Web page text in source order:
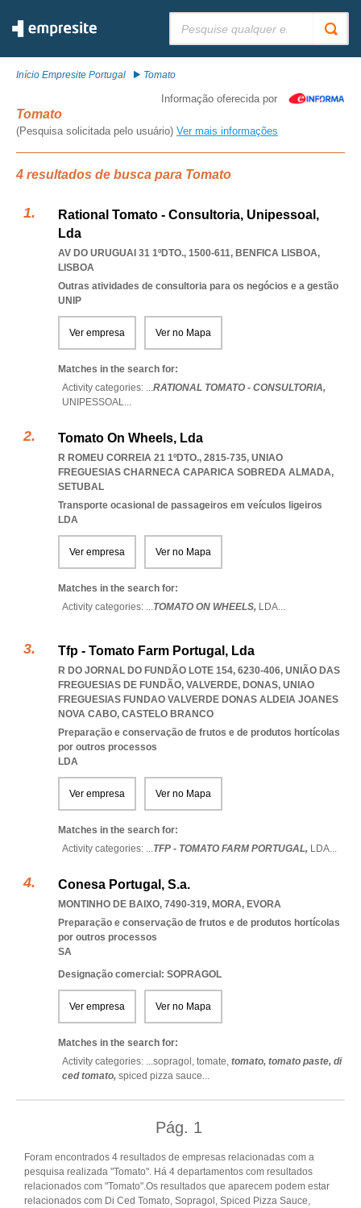
Início Empresite Portugal Tomato
Informação oferecida por
Tomato
(Pesquisa solicitada pelo usuário) Ver mais informações
4 resultados de busca para Tomato
Rational Tomato - Consultoria, Unipessoal,
Lda
AV DO URUGUAI 31 1ºDTO., 1500-611, BENFICA LISBOA,
LISBOA
Outras atividades de consultoria para os negócios e a gestão
UNIP
Ver empresa Ver no Mapa
Matches in the search for:
Activity categories: ...RATIONAL TOMATO - CONSULTORIA,
UNIPESSOAL...
Tomato On Wheels, Lda
R ROMEU CORREIA 21 1ºDTO., 2815-735, UNIAO
FREGUESIAS CHARNECA CAPARICA SOBREDA ALMADA,
SETUBAL
Transporte ocasional de passageiros em veículos ligeiros
LDA
Ver empresa Ver no Mapa
Matches in the search for:
Activity categories: ...TOMATO ON WHEELS, LDA...
Tfp - Tomato Farm Portugal, Lda
R DO JORNAL DO FUNDÃO LOTE 154, 6230-406, UNIÃO DAS
FREGUESIAS DE FUNDÃO, VALVERDE, DONAS, UNIAO
FREGUESIAS FUNDAO VALVERDE DONAS ALDEIA JOANES
NOVA CABO, CASTELO BRANCO
Preparação e conservação de frutos e de produtos hortícolas
por outros processos
LDA
Ver empresa Ver no Mapa
Matches in the search for:
Activity categories: ...TFP - TOMATO FARM PORTUGAL, LDA...
Conesa Portugal, S.a.
MONTINHO DE BAIXO, 7490-319, MORA, EVORA
Preparação e conservação de frutos e de produtos hortícolas
por outros processos
SA
Designação comercial: SOPRAGOL
Ver empresa Ver no Mapa
Matches in the search for:
Activity categories: ...sopragol, tomate, tomato, tomato paste, di
ced tomato, spiced pizza sauce...
Pág. 1
Foram encontrados 4 resultados de empresas relacionadas com a
pesquisa realizada "Tomato". Há 4 departamentos com resultados
relacionados com "Tomato".Os resultados que aparecem podem estar
relacionados com Di Ced Tomato, Sopragol, Spiced Pizza Sauce,